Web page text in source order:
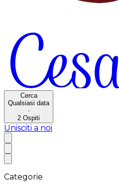
Cerca
Qualsiasi data
·
2 Ospiti
Unisciti a noi
Categorie